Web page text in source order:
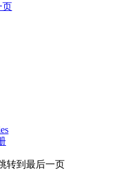
页
转到最后一页